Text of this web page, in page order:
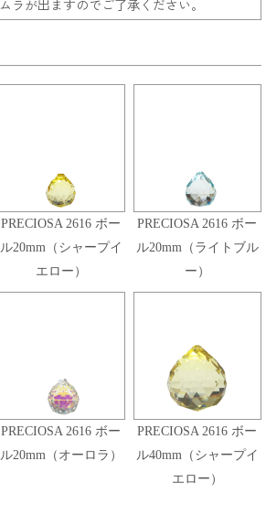
ムラが出ますのでご了承ください。
PRECIOSA 2616 ボー
ル20mm（シャープイ
エロー）
PRECIOSA 2616 ボー
ル20mm（ライトブル
ー）
PRECIOSA 2616 ボー
ル20mm（オーロラ）
PRECIOSA 2616 ボー
ル40mm（シャープイ
エロー）